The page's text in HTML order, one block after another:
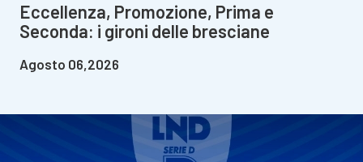
Eccellenza, Promozione, Prima e
Seconda: i gironi delle bresciane
Agosto 06,2026